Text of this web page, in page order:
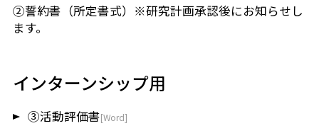
②誓約書（所定書式）※研究計画承認後にお知らせし
ます。
インターンシップ用
③活動評価書